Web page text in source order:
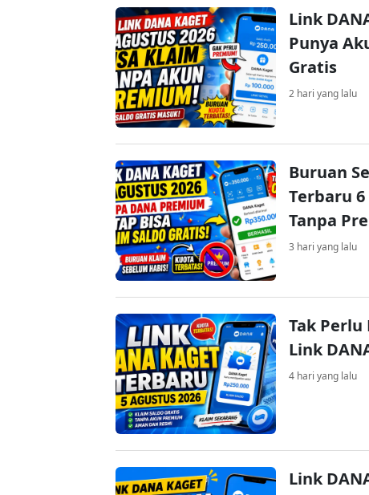
Link
Punya
Gratis
2 hari yang lalu
Buruan
Terbaru 6
Tanpa
3 hari yang lalu
Tak
Link
4 hari yang lalu
Link